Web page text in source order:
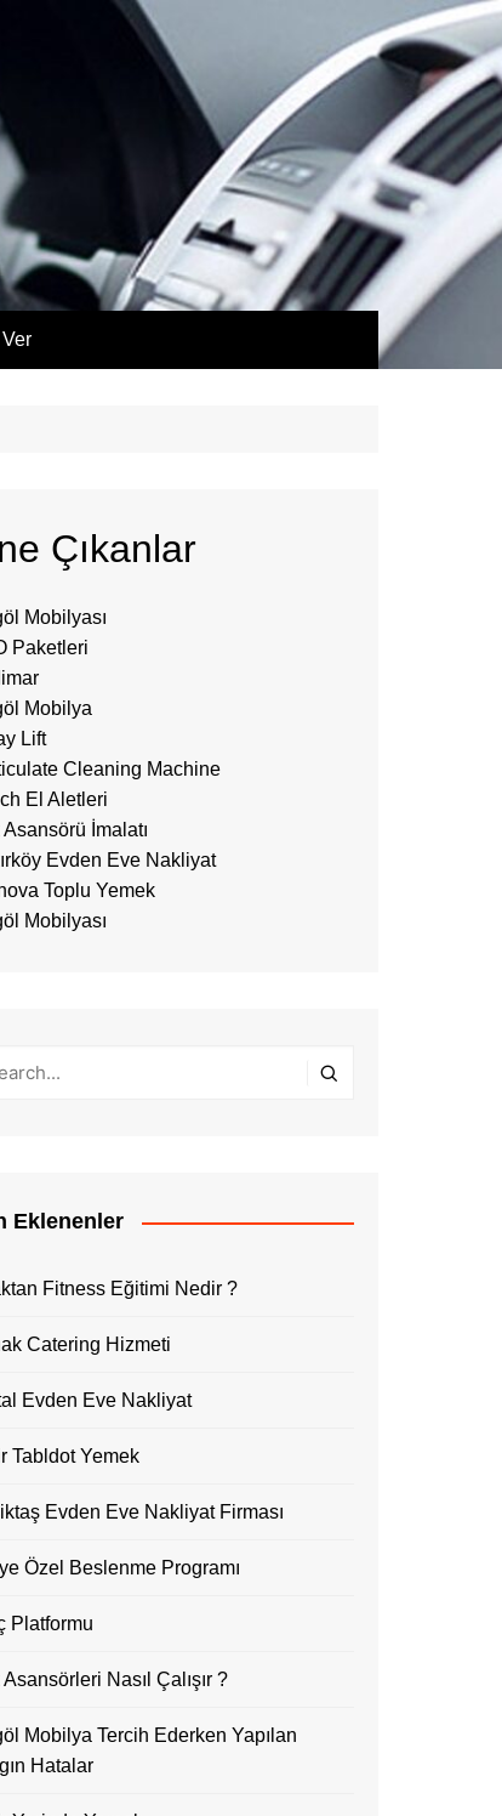
Çıkanlar
Mobilyası
Paketleri
Mobilya
Lift
Cleaning Machine
El Aletleri
İmalatı
Evden Eve Nakliyat
Toplu Yemek
Mobilyası
Eklenenler
Fitness Eğitimi Nedir ?
Catering Hizmeti
Evden Eve Nakliyat
Tabldot Yemek
Evden Eve Nakliyat Firması
Özel Beslenme Programı
Platformu
Nasıl Çalışır ?
Mobilya Tercih Ederken Yapılan
Hatalar